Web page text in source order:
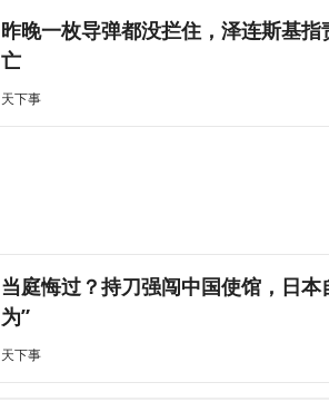
昨晚一枚导弹都没拦住，泽连斯基
亡
天下事
当庭悔过？持刀强闯中国使馆，日
为”
天下事